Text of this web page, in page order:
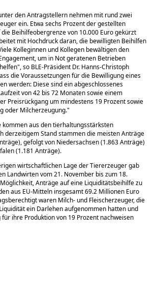
den Antragstellern nehmen mit rund zwei
ein. Etwa sechs Prozent der gestellten
Beihilfeobergrenze von 10.000 Euro gekürzt
mit Hochdruck daran, die bewilligten Beihilfen
Kolleginnen und Kollegen bewältigen den
um in Not geratenen Betrieben
, so BLE-Präsident Dr. Hanns-Christoph
die Voraussetzungen für die Bewilligung eines
werden: Diese sind ein abgeschlossenes
von 42 bis 72 Monaten sowie einem
Preisrückgang um mindestens 19 Prozent sowie
oder Milcherzeugung.
kommen aus den tierhaltungsstärksten
derzeitigem Stand stammen die meisten Anträge
gefolgt von Niedersachsen (1.863 Anträge)
(1.181 Anträge).
wirtschaftlichen Lage der Tiererzeuger gab
Landwirten vom 21. November bis zum 18.
Anträge auf eine Liquiditätsbeihilfe zu
aus EU-Mitteln insgesamt 69.2 Millionen Euro
waren Milch- und Fleischerzeuger, die
ein Darlehen aufgenommen hatten und
ihre Produktion von 19 Prozent nachweisen